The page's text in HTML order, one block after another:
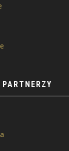
PARTNERZY